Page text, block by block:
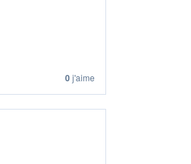
0j'aime